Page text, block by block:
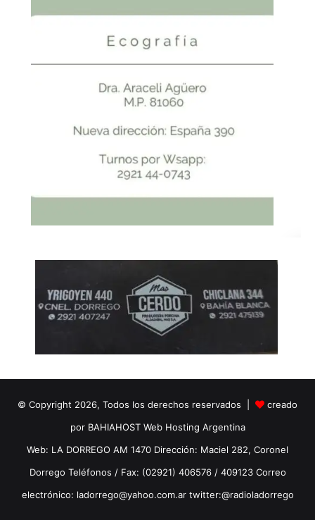
© Copyright 2026, Todos los derechos reservados |
creado
por BAHIAHOST Web Hosting Argentina
Web: LA DORREGO AM 1470 Dirección: Maciel 282, Coronel
Dorrego Teléfonos / Fax: (02921) 406576 / 409123 Correo
electrónico: ladorrego@yahoo.com.ar twitter:@radioladorrego